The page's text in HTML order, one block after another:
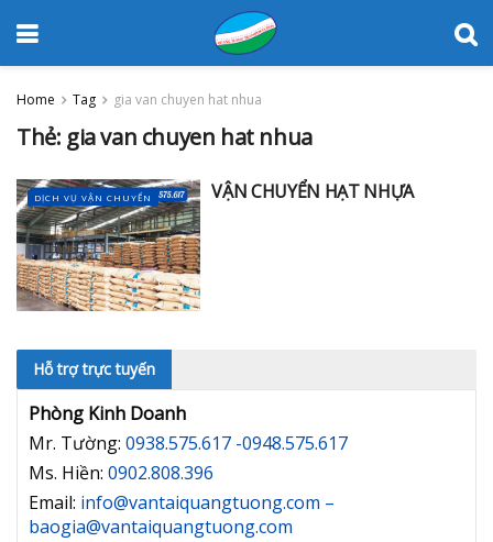
Home Tag gia van chuyen hat nhua
Thẻ: gia van chuyen hat nhua
DỊCH VỤ VẬN CHUYỂN VẬN CHUYỂN HẠT NHỰA
Hỗ trợ trực tuyến
Phòng Kinh Doanh
Mr. Tường: 0938.575.617 -0948.575.617
Ms. Hiền: 0902.808.396
Email: info@vantaiquangtuong.com –
baogia@vantaiquangtuong.com